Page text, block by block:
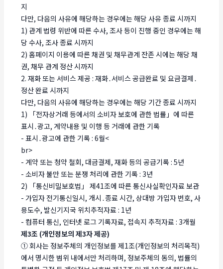
지
다만, 다음의 사유에 해당하는 경우에는 해당 사유 종료 시까지
1) 관계 법령 위반에 따른 수사, 조사 등이 진행 중인 경우에는 해
당 수사, 조사 종료 시까지
2) 홈페이지 이용에 따른 채권 및 채무관계 잔존 시에는 해당 채
권, 채무 관계 정산 시까지
2. 재화 또는 서비스 제공 : 재화․서비스 공급완료 및 요금결제․
정산 완료 시까지
다만, 다음의 사유에 해당하는 경우에는 해당 기간 종료 시까지
1) 「전자상거래 등에서의 소비자 보호에 관한 법률」에 따른
표시․광고, 계약내용 및 이행 등 거래에 관한 기록
- 표시․광고에 관한 기록 : 6월<
br>
- 계약 또는 청약 철회, 대금결제, 재화 등의 공급기록 : 5년
- 소비자 불만 또는 분쟁 처리에 관한 기록 : 3년
2) 「통신비밀보호법」 제41조에 따른 통신사실확인자료 보관
- 가입자 전기통신일시, 개시․종료 시간, 상대방 가입자 번호, 사
용도수, 발신기지국 위치추적자료 : 1년
- 컴퓨터 통신, 인터넷 로그 기록자료, 접속지 추적자료 : 3개월
제3조 (개인정보의 제3자 제공)
① 회사는 정보주체의 개인정보를 제1조(개인정보의 처리목적)
에서 명시한 범위 내에서만 처리하며, 정보주체의 동의, 법률의